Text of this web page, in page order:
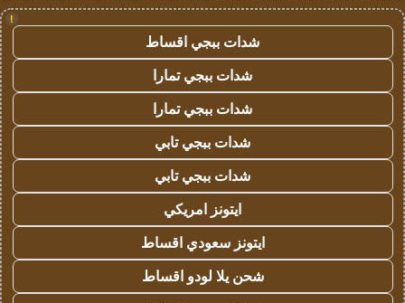
!
شدات ببجي اقساط
شدات ببجي تمارا
شدات ببجي تمارا
شدات ببجي تابي
شدات ببجي تابي
ايتونز امريكي
ايتونز سعودي اقساط
شحن يلا لودو اقساط